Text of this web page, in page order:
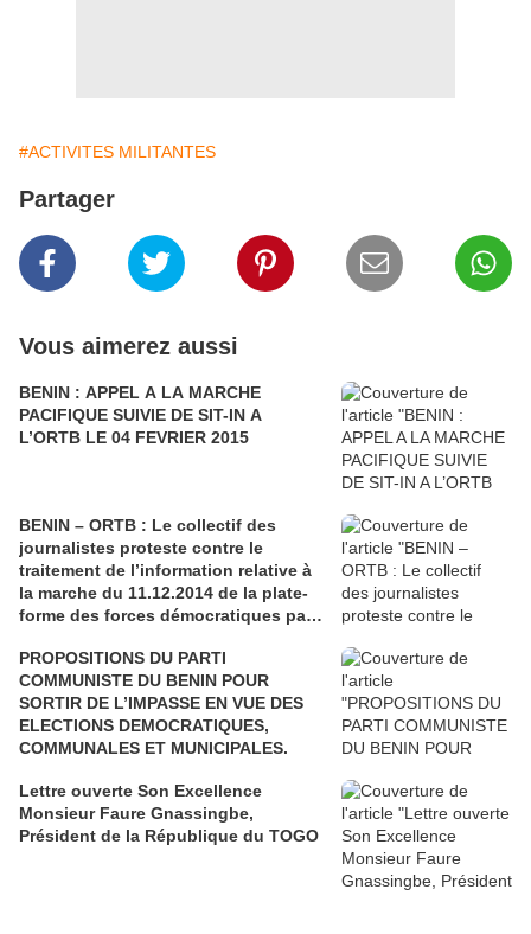
#ACTIVITES MILITANTES
Partager
Vous aimerez aussi
BENIN : APPEL A LA MARCHE
PACIFIQUE SUIVIE DE SIT-IN A
L’ORTB LE 04 FEVRIER 2015
BENIN – ORTB : Le collectif des
journalistes proteste contre le
traitement de l’information relative à
la marche du 11.12.2014 de la plate-
forme des forces démocratiques par
PROPOSITIONS DU PARTI
COMMUNISTE DU BENIN POUR
SORTIR DE L’IMPASSE EN VUE DES
ELECTIONS DEMOCRATIQUES,
COMMUNALES ET MUNICIPALES.
Lettre ouverte Son Excellence
Monsieur Faure Gnassingbe,
Président de la République du TOGO